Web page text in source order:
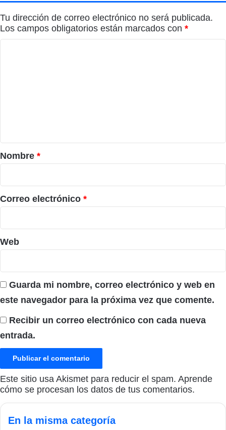
Tu dirección de correo electrónico no será publicada.
Los campos obligatorios están marcados con *
r
i
o
*
Nombre *
Correo electrónico *
Web
Guarda mi nombre, correo electrónico y web en
este navegador para la próxima vez que comente.
Recibir un correo electrónico con cada nueva
entrada.
Este sitio usa Akismet para reducir el spam. Aprende
cómo se procesan los datos de tus comentarios.
En la misma categoría